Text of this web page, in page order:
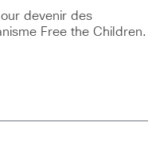
devenir des
Free the Children.